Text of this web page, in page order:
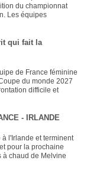
du championnat
Les équipes
qui fait la
de France féminine
du monde 2027
difficile et
- IRLANDE
à l'Irlande et terminent
pour la prochaine
à chaud de Melvine